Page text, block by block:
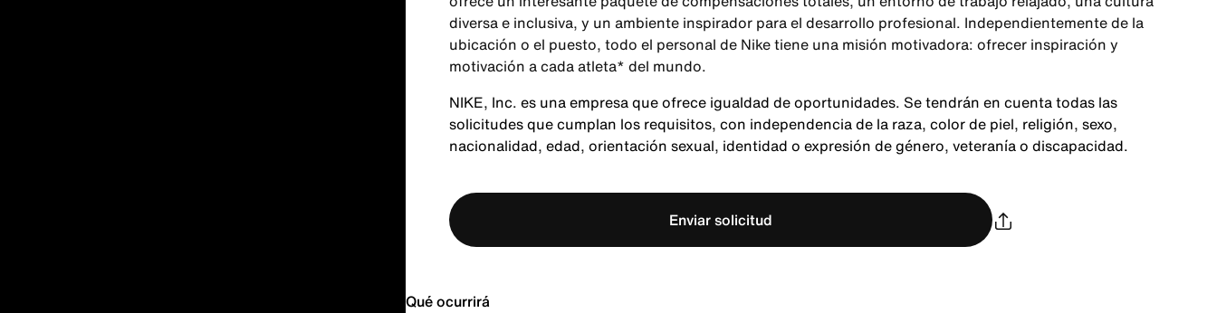
diversa e inclusiva, y un ambiente inspirador para el desarrollo profesional. Independientemente de la
ubicación o el puesto, todo el personal de Nike tiene una misión motivadora: ofrecer inspiración y
motivación a cada atleta* del mundo.
NIKE, Inc. es una empresa que ofrece igualdad de oportunidades. Se tendrán en cuenta todas las
solicitudes que cumplan los requisitos, con independencia de la raza, color de piel, religión, sexo,
nacionalidad, edad, orientación sexual, identidad o expresión de género, veteranía o discapacidad.
Enviar solicitud
Qué ocurrirá